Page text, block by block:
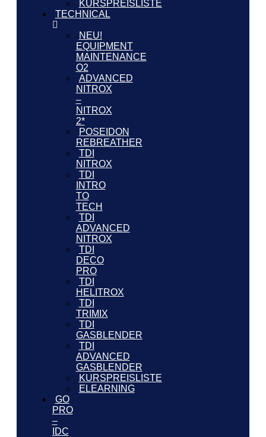
KURSPREISLISTE
TECHNICAL
NEU!
EQUIPMENT
MAINTENANCE
O2
ADVANCED
NITROX
–
NITROX
2*
POSEIDON
REBREATHER
TDI
NITROX
TDI
INTRO
TO
TECH
TDI
ADVANCED
NITROX
TDI
DECO
PRO
TDI
HELITROX
TDI
TRIMIX
TDI
GASBLENDER
TDI
ADVANCED
GASBLENDER
KURSPREISLISTE
ELEARNING
GO
PRO
–
IDC